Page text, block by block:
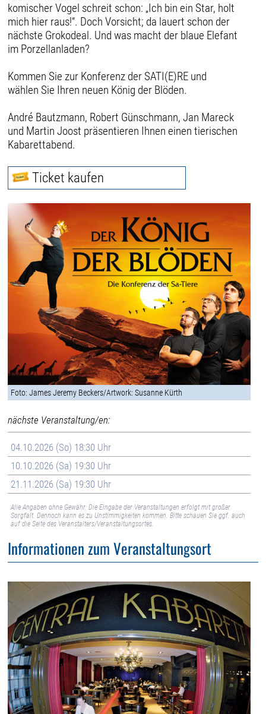
komischer Vogel schreit schon: „Ich bin ein Star, holt
mich hier raus!“. Doch Vorsicht; da lauert schon der
nächste Grokodeal. Und was macht der blaue Elefant
im Porzellanladen?
Kommen Sie zur Konferenz der SATI(E)RE und
wählen Sie Ihren neuen König der Blöden.
André Bautzmann, Robert Günschmann, Jan Mareck
und Martin Joost präsentieren Ihnen einen tierischen
Kabarettabend.
Ticket kaufen
Foto: James Jeremy Beckers/Artwork: Susanne Kürth
nächste Veranstaltung/en:
04.10.2026 (So) 18:30 Uhr
10.10.2026 (Sa) 19:30 Uhr
21.11.2026 (Sa) 19:30 Uhr
Alle Angaben ohne Gewähr. Die Eingabe der Veranstaltungen erfolgt mit großer
Sorgfalt. Dennoch kann es zu Unstimmigkeiten kommen. Bitte schauen Sie ggf. auch
auf die Seite des Veranstalters/Veranstaltungsortes.
Informationen zum Veranstaltungsort